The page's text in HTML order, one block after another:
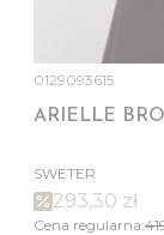
0129093615
ARIELLE
SWETER
293,30 zł
Cena regularna: